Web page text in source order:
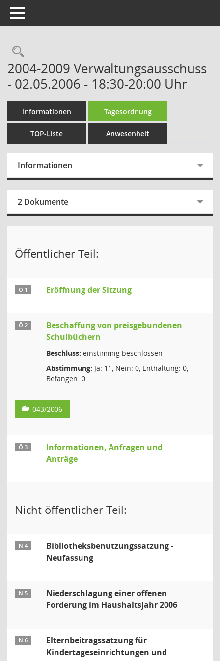
Toggle navigation
Rechercheauswahl
2004-2009 Verwaltungsausschuss
- 02.05.2006 - 18:30-20:00 Uhr
Informationen Tagesordnung
TOP-Liste Anwesenheit
Informationen
2 Dokumente
Öffentlicher Teil:
Ö 1 Eröffnung der Sitzung
Ö 2
Beschaffung von preisgebundenen
Schulbüchern
Beschluss: einstimmig beschlossen
Abstimmung: Ja: 11, Nein: 0, Enthaltung: 0,
Befangen: 0
043/2006
Ö 3
Informationen, Anfragen und
Anträge
Nicht öffentlicher Teil:
N 4
Bibliotheksbenutzungssatzung -
Neufassung
N 5
Niederschlagung einer offenen
Forderung im Haushaltsjahr 2006
N 6
Elternbeitragssatzung für
Kindertageseinrichtungen und